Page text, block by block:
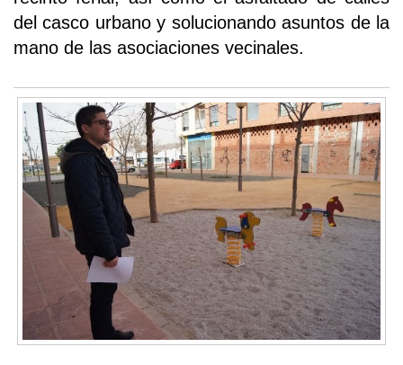
del casco urbano y solucionando asuntos de la
mano de las asociaciones vecinales.